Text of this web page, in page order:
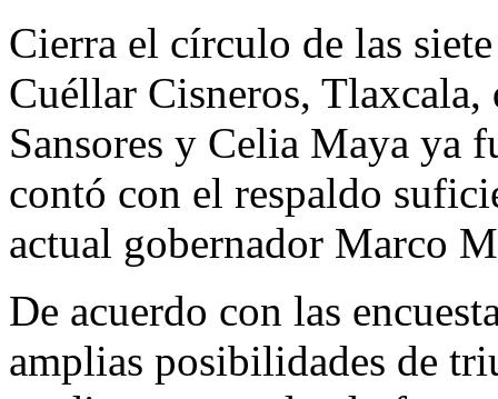
Cierra el círculo de las
Cuéllar Cisneros,
Sansores y Celia Maya ya
contó con el respaldo
actual gobernador Marco
De acuerdo con las
amplias posibilidades de